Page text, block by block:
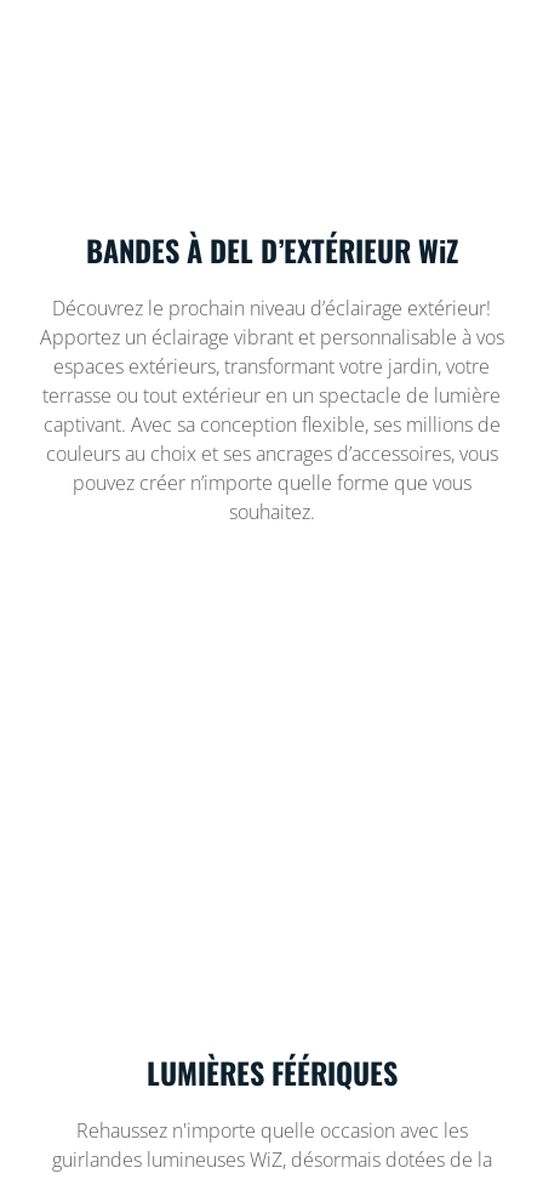
BANDES À DEL D’EXTÉRIEUR WiZ
Découvrez le prochain niveau d’éclairage extérieur!
Apportez un éclairage vibrant et personnalisable à vos
espaces extérieurs, transformant votre jardin, votre
terrasse ou tout extérieur en un spectacle de lumière
captivant. Avec sa conception flexible, ses millions de
couleurs au choix et ses ancrages d’accessoires, vous
pouvez créer n’importe quelle forme que vous
souhaitez.
LUMIÈRES FÉÉRIQUES
Rehaussez n'importe quelle occasion avec les
guirlandes lumineuses WiZ, désormais dotées de la